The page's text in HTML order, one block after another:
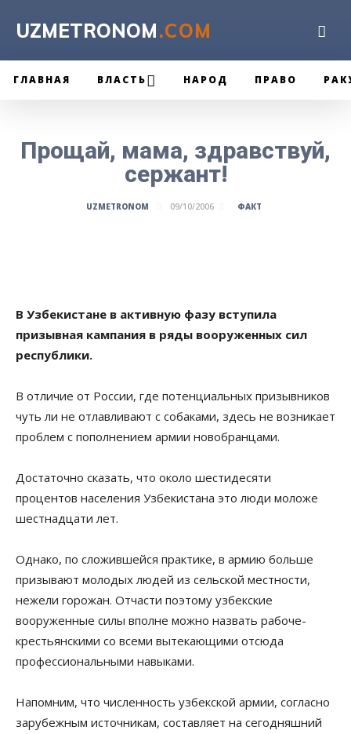
UZMETRONOM.COM
ГЛАВНАЯ ВЛАСТЬ НАРОД ПРАВО
Прощай, мама, здравствуй,
сержант!
UZMETRONOM 09/10/2006 ФАКТ
В Узбекистане в активную фазу вступила
призывная кампания в ряды вооруженных сил
республики.
В отличие от России, где потенциальных призывников
чуть ли не отлавливают с собаками, здесь не возникает
проблем с пополнением армии новобранцами.
Достаточно сказать, что около шестидесяти
процентов населения Узбекистана это люди моложе
шестнадцати лет.
Однако, по сложившейся практике, в армию больше
призывают молодых людей из сельской местности,
нежели горожан. Отчасти поэтому узбекские
вооруженные силы вполне можно назвать рабоче-
крестьянскими со всеми вытекающими отсюда
профессиональными навыками.
Напомним, что численность узбекской армии, согласно
зарубежным источникам, составляет на сегодняшний